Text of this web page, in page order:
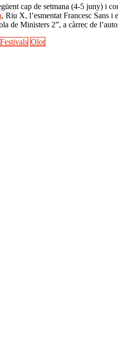
cap de setmana (4-5 juny) i
, Riu X, l’esmentat Francesc Sans i
de Ministers 2”, a càrrec de
Festivals Olot